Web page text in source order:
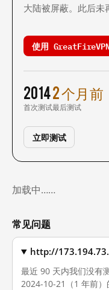
大陆被屏蔽。此后未
使用
2014
首次测试
2 个月前
最后测试
立即测试
加载中……
常见问题
http://
最近 90 天内我们没有
2024-10-21（1 年前